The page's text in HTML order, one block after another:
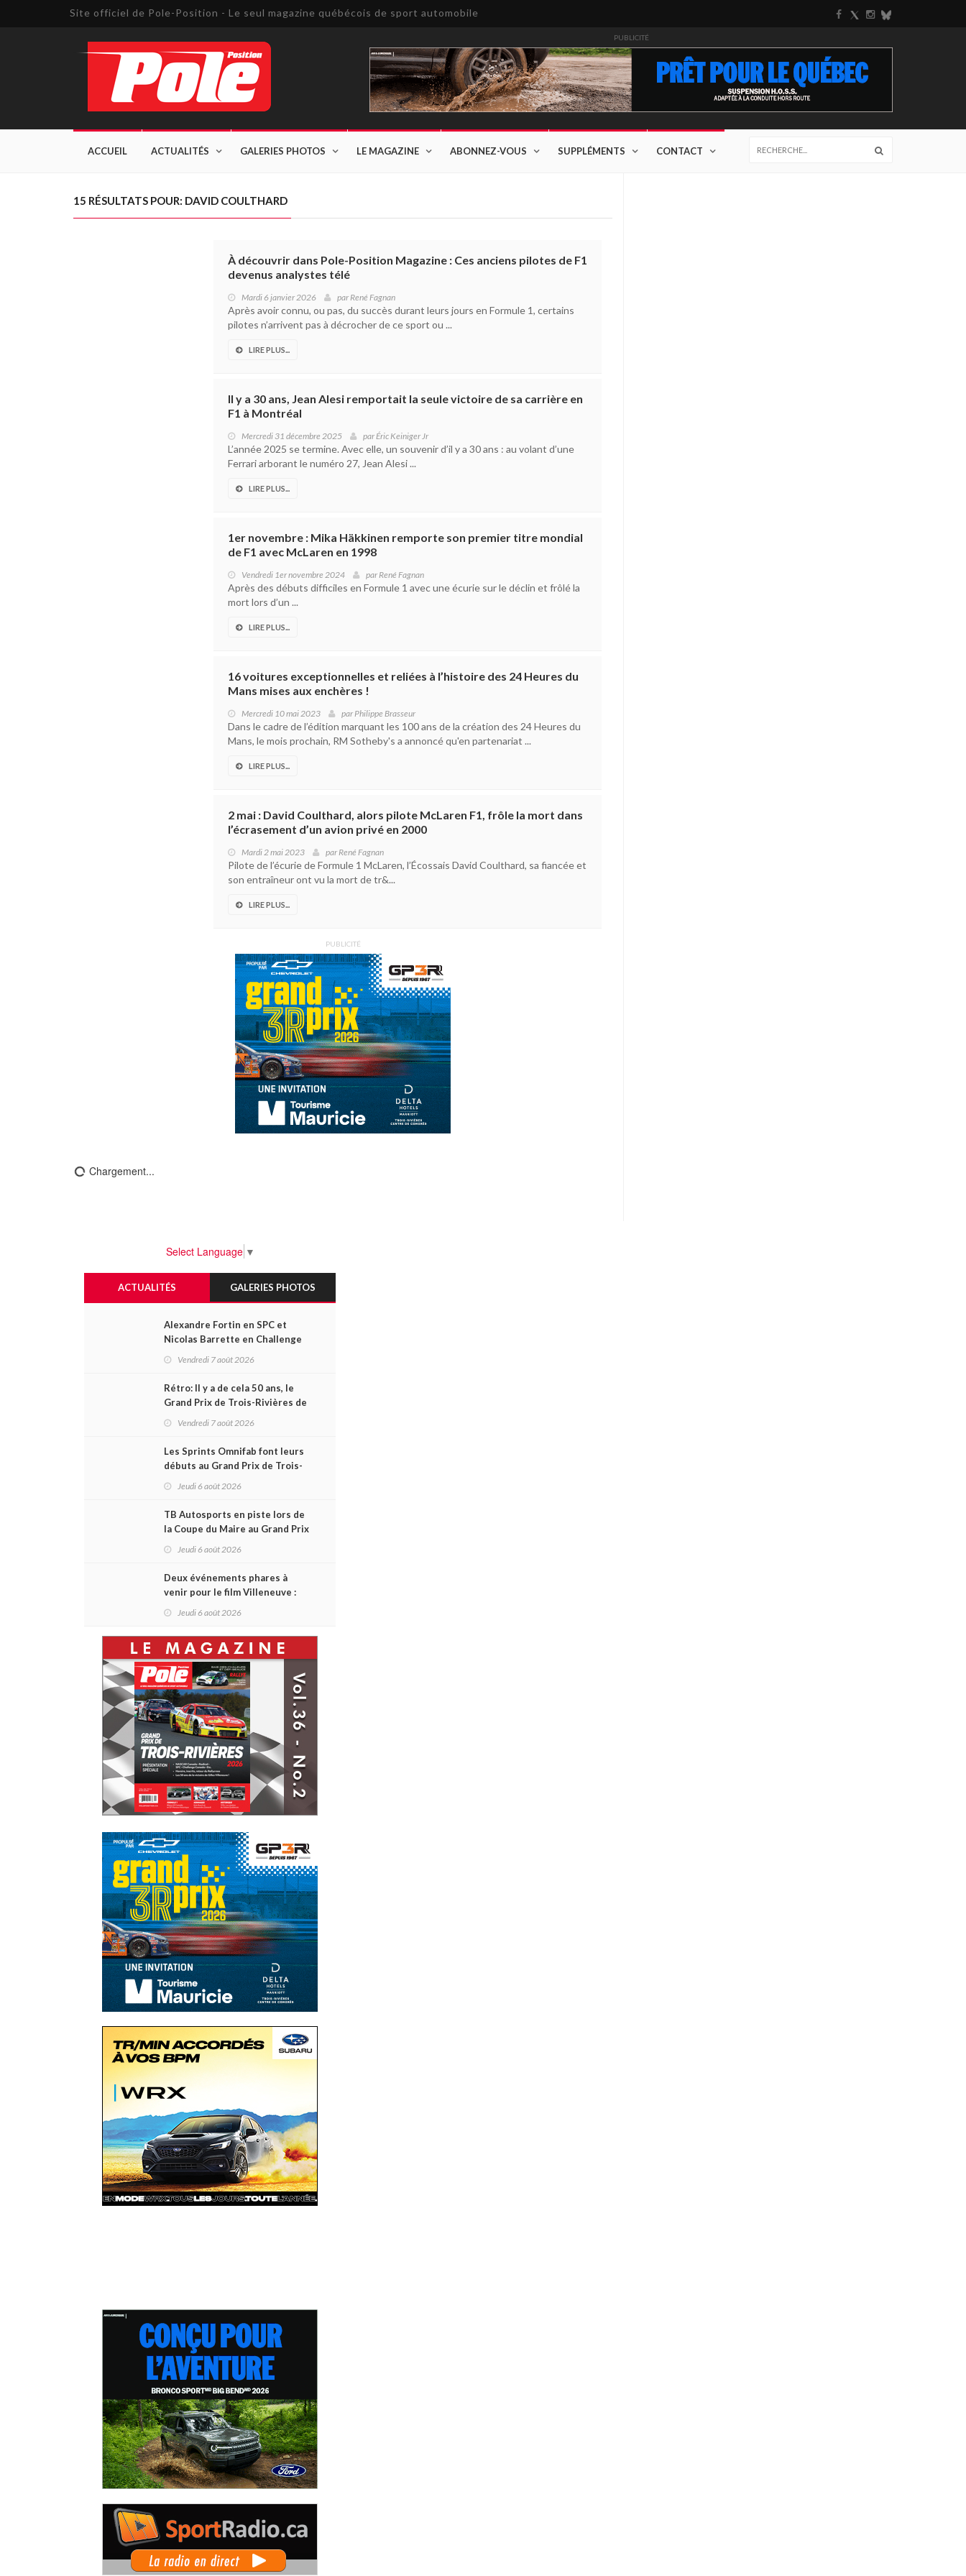
Site officiel de Pole-Position - Le seul magazine québécois de sport automobile
PUBLICITÉ
ACCUEIL ACTUALITÉS GALERIES PHOTOS LE MAGAZINE ABONNEZ-VOUS SUPPLÉMENTS CONTACT
15 RÉSULTATS POUR: DAVID COULTHARD
À découvrir dans Pole-Position Magazine : Ces anciens pilotes de F1
devenus analystes télé
Mardi 6 janvier 2026 parRené Fagnan
Après avoir connu, ou pas, du succès durant leurs jours en Formule 1, certains
pilotes n’arrivent pas à décrocher de ce sport ou ...
LIRE PLUS...
Il y a 30 ans, Jean Alesi remportait la seule victoire de sa carrière en
F1 à Montréal
Mercredi 31 décembre 2025 parÉric Keiniger Jr
L’année 2025 se termine. Avec elle, un souvenir d’il y a 30 ans : au volant d’une
Ferrari arborant le numéro 27, Jean Alesi ...
LIRE PLUS...
1er novembre : Mika Häkkinen remporte son premier titre mondial
de F1 avec McLaren en 1998
Vendredi 1er novembre 2024 parRené Fagnan
Après des débuts difficiles en Formule 1 avec une écurie sur le déclin et frôlé la
mort lors d’un ...
LIRE PLUS...
16 voitures exceptionnelles et reliées à l’histoire des 24 Heures du
Mans mises aux enchères !
Mercredi 10 mai 2023 parPhilippe Brasseur
Dans le cadre de l’édition marquant les 100 ans de la création des 24 Heures du
Mans, le mois prochain, RM Sotheby's a annoncé qu'en partenariat ...
LIRE PLUS...
2 mai : David Coulthard, alors pilote McLaren F1, frôle la mort dans
l’écrasement d’un avion privé en 2000
Mardi 2 mai 2023 parRené Fagnan
Pilote de l’écurie de Formule 1 McLaren, l’Écossais David Coulthard, sa fiancée et
son entraîneur ont vu la mort de tr&...
LIRE PLUS...
PUBLICITÉ
Chargement...
Select Language ▼
ACTUALITÉS GALERIES PHOTOS
Alexandre Fortin en SPC et
Nicolas Barrette en Challenge
Canada héros des premières
Vendredi 7 août 2026
Rétro: Il y a de cela 50 ans, le
Grand Prix de Trois-Rivières de
1976
Vendredi 7 août 2026
Les Sprints Omnifab font leurs
débuts au Grand Prix de Trois-
Rivières avec un format inspiré
Jeudi 6 août 2026
TB Autosports en piste lors de
la Coupe du Maire au Grand Prix
de Trois-Rivières
Jeudi 6 août 2026
Deux événements phares à
venir pour le film Villeneuve :
L'ascension d'une légende (+
Jeudi 6 août 2026